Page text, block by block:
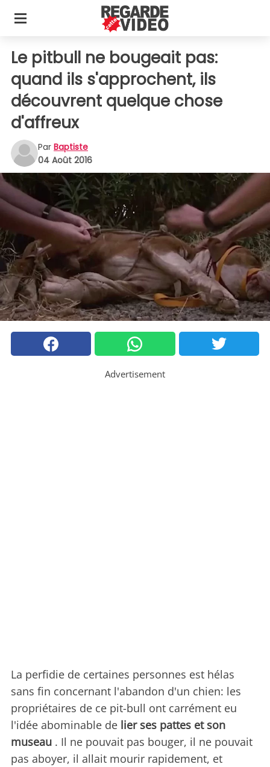
Le pitbull ne bougeait pas:
quand ils s'approchent, ils
découvrent quelque chose
d'affreux
Par Baptiste
04 Août 2016
Advertisement
La perfidie de certaines personnes est hélas
sans fin concernant l'abandon d'un chien: les
propriétaires de ce pit-bull ont carrément eu
l'idée abominable de lier ses pattes et son
museau . Il ne pouvait pas bouger, il ne pouvait
pas aboyer, il allait mourir rapidement, et